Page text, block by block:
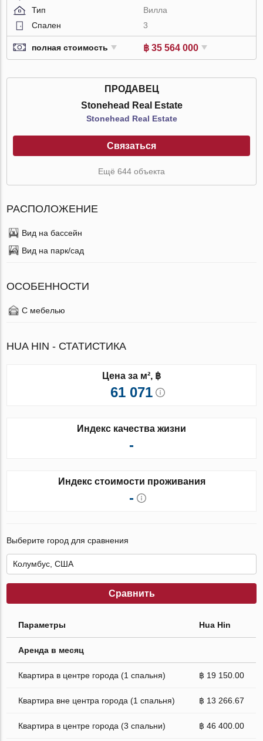
Тип
Вилла
Спален
3
полная стоимость ฿ 35 564 000
ПРОДАВЕЦ
Stonehead Real Estate
Stonehead Real Estate
Связаться
Ещё 644 объекта
РАСПОЛОЖЕНИЕ
Вид на бассейн
Вид на парк/сад
ОСОБЕННОСТИ
С мебелью
HUA HIN - СТАТИСТИКА
Цена за м², ฿
61 071
Индекс качества жизни
-
Индекс стоимости проживания
-
Выберите город для сравнения
Сравнить
Параметры Hua Hin
Аренда в месяц
Квартира в центре города (1 спальня) ฿ 19 150.00
Квартира вне центра города (1 спальня) ฿ 13 266.67
Квартира в центре города (3 спальни) ฿ 46 400.00